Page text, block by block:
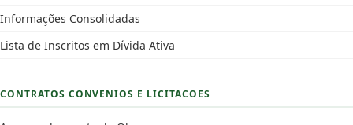
Informações Consolidadas
Lista de Inscritos em Dívida Ativa
CONTRATOS CONVENIOS E LICITACOES